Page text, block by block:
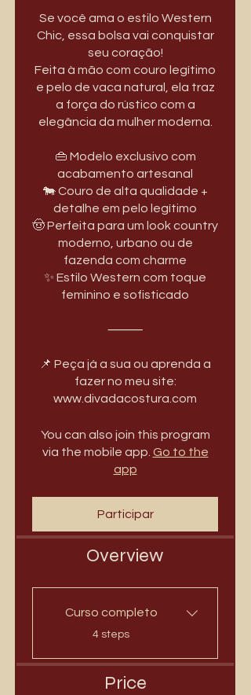
Se você ama o estilo Western
Chic, essa bolsa vai conquistar
seu coração!
Feita à mão com couro legítimo
e pelo de vaca natural, ela traz
a força do rústico com a
elegância da mulher moderna.
👜 Modelo exclusivo com
acabamento artesanal
🐄 Couro de alta qualidade +
detalhe em pelo legítimo
🤠 Perfeita para um look country
moderno, urbano ou de
fazenda com charme
✨ Estilo Western com toque
feminino e sofisticado
⸻
📌 Peça já a sua ou aprenda a
fazer no meu site:
www.divadacostura.com
You can also join this program
via the mobile app. Go to the
app
Participar
Overview
Curso completo
.
4 steps
Price